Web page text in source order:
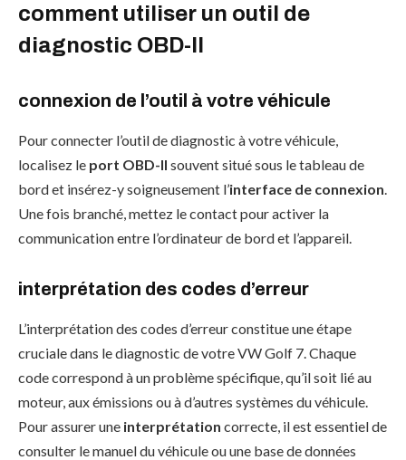
comment utiliser un outil de
diagnostic OBD-II
connexion de l’outil à votre véhicule
Pour connecter l’outil de diagnostic à votre véhicule,
localisez le port OBD-II souvent situé sous le tableau de
bord et insérez-y soigneusement l’interface de connexion.
Une fois branché, mettez le contact pour activer la
communication entre l’ordinateur de bord et l’appareil.
interprétation des codes d’erreur
L’interprétation des codes d’erreur constitue une étape
cruciale dans le diagnostic de votre VW Golf 7. Chaque
code correspond à un problème spécifique, qu’il soit lié au
moteur, aux émissions ou à d’autres systèmes du véhicule.
Pour assurer une interprétation correcte, il est essentiel de
consulter le manuel du véhicule ou une base de données